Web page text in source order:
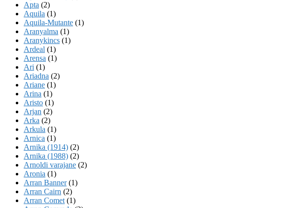
Apta (2)
Aquila (1)
Aquila-Mutante (1)
Aranyalma (1)
Aranykincs (1)
Ardeal (1)
Arensa (1)
Ari (1)
Ariadna (2)
Ariane (1)
Arina (1)
Aristo (1)
Arjan (2)
Arka (2)
Arkula (1)
Arnica (1)
Arnika (1914) (2)
Arnika (1988) (2)
Arnoldi varajane (2)
Aronia (1)
Arran Banner(1)
Arran Cairn (2)
Arran Comet (1)